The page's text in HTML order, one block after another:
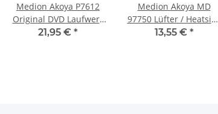
Medion Akoya P7612
Original DVD Laufwerk
SATA GSA-T50N #3540
21,95 € *
Medion Akoya MD
97750 Lüfter / Heatsink
6010L05F #2470
13,55 € *